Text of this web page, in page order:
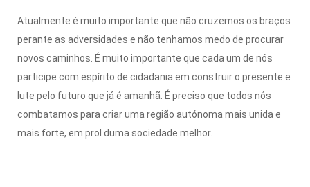
Atualmente é muito importante que não cruzemos os braços
perante as adversidades e não tenhamos medo de procurar
novos caminhos. É muito importante que cada um de nós
participe com espírito de cidadania em construir o presente e
lute pelo futuro que já é amanhã. É preciso que todos nós
combatamos para criar uma região autónoma mais unida e
mais forte, em prol duma sociedade melhor.